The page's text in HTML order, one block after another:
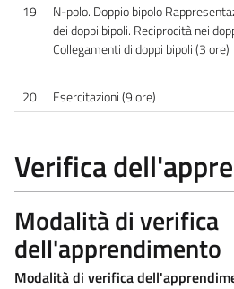
19
N-polo. Doppio bipolo
dei doppi bipoli. Reciprocità nei
Collegamenti di doppi bipoli (3 ore)
20
Esercitazioni (9 ore)
Verifica
Modalità di verifica
dell'apprendimento
Modalità di verifica